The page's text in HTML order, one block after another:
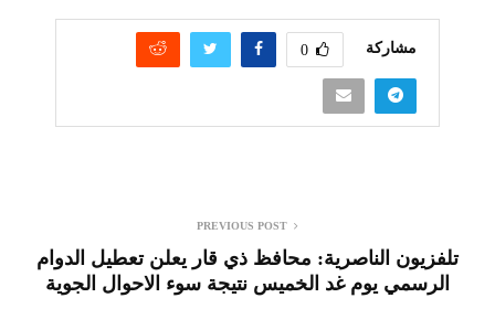
مشاركة 0
PREVIOUS POST
تلفزيون الناصرية: محافظ ذي قار يعلن تعطيل الدوام
الرسمي يوم غد الخميس نتيجة سوء الاحوال الجوية